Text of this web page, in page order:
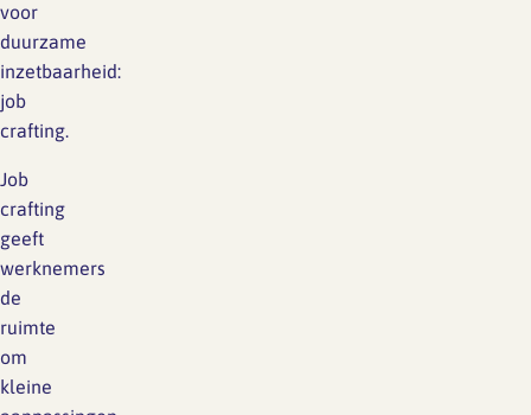
voor
duurzame
inzetbaarheid:
job
crafting.
Job
crafting
geeft
werknemers
de
ruimte
om
kleine